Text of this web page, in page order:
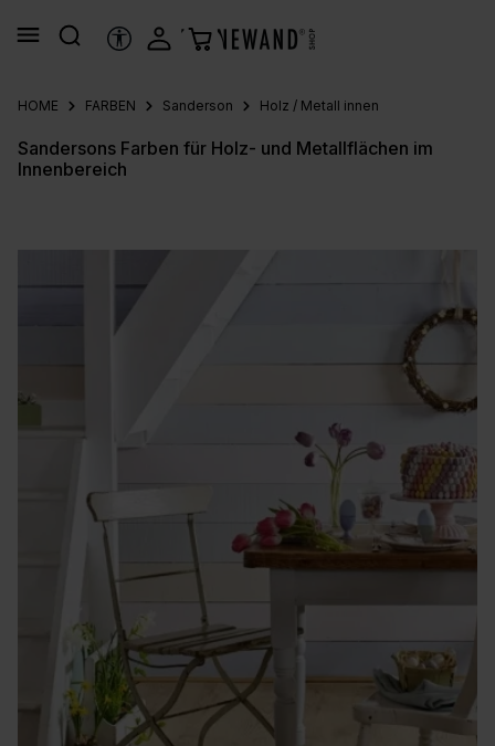
springen
HILFSTOOLS
HOME FARBEN Sanderson Holz / Metall innen
Sandersons Farben für Holz- und Metallflächen im
Innenbereich